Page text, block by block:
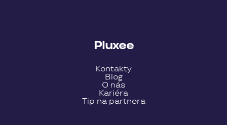
Pluxee
Kontakty
Blog
O nás
Kariéra
Tip na partnera